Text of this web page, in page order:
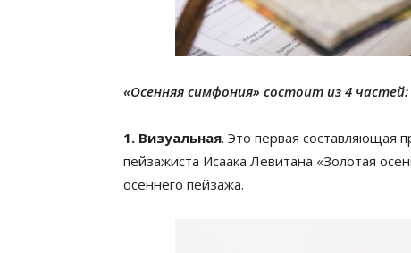
«Осенняя симфония» состоит из 4 частей:
1. Визуальная. Это первая составляющая
пейзажиста Исаака Левитана «Золотая
осеннего пейзажа.